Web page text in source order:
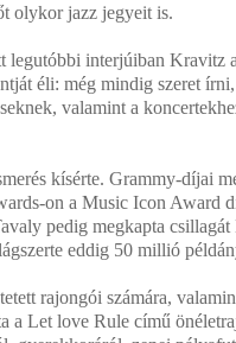
olykor jazz jegyeit is.
legutóbbi interjúiban Kravitz
éli: még mindig szeret
valamint a
kísérte. Grammy-díjai
on a Music Icon Award
pedig megkapta
eddig 50 millió
rajongói számára,
a Let love Rule című